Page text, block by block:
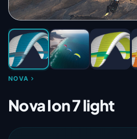
NOVA
Nova Ion 7 light